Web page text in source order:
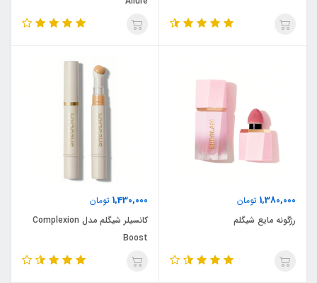
1,380,000 تومان
رژگونه مایع شیگلم
1,430,000 تومان
کانسیلر شیگلم مدل Complexion
Boost